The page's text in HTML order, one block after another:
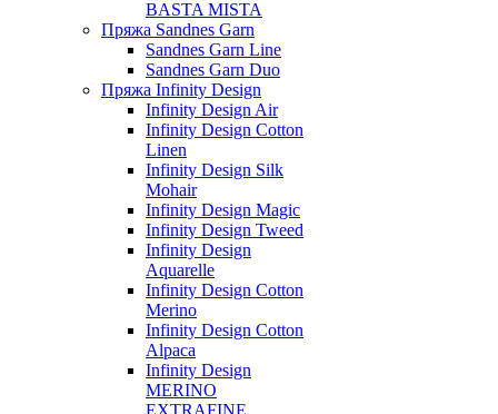
BASTA MISTA
Пряжа Sandnes Garn
Sandnes Garn Line
Sandnes Garn Duo
Пряжа Infinity Design
Infinity Design Air
Infinity Design Cotton
Linen
Infinity Design Silk
Mohair
Infinity Design Magic
Infinity Design Tweed
Infinity Design
Aquarelle
Infinity Design Cotton
Merino
Infinity Design Cotton
Alpaca
Infinity Design
MERINO
EXTRAFINE